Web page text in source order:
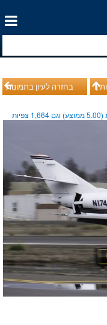
בחזרה לעיון בתמונות
(
5.00ממוצע) וגם 1,664 צפיות